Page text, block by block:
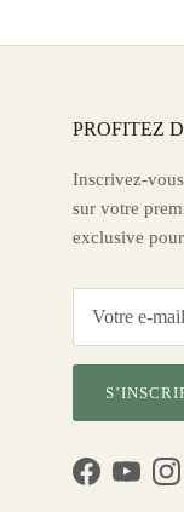
PROFITEZ
Inscrivez-
sur votre
exclusive
Facebook
YouTube